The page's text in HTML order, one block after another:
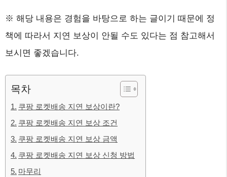
※ 해당 내용은 경험을 바탕으로 하는 글이기 때문에 정
책에 따라서 지연 보상이 안될 수도 있다는 점 참고해서
보시면 좋겠습니다.
목차
쿠팡 로켓배송 지연 보상이란?
쿠팡 로켓배송 지연 보상 조건
쿠팡 로켓배송 지연 보상 금액
쿠팡 로켓배송 지연 보상 신청 방법
마무리